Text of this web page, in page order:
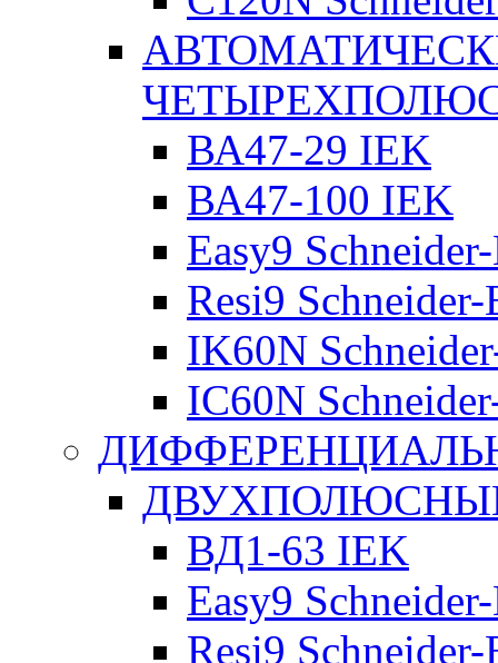
ВА47-29 IEK
ВА47-100 IEK
Easy9
Resi9
IK60N
IC60N
ВД1-63 IEK
Easy9
Resi9